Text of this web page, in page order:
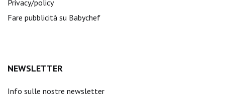
Privacy/policy
Fare pubblicità su Babychef
NEWSLETTER
Info sulle nostre newsletter